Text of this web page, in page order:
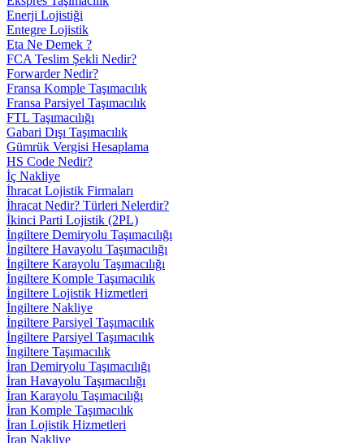
Enerji Lojistiği
Entegre Lojistik
Eta Ne Demek ?
FCA Teslim Şekli Nedir?
Forwarder Nedir?
Fransa Komple Taşımacılık
Fransa Parsiyel Taşımacılık
FTL Taşımacılığı
Gabari Dışı Taşımacılık
Gümrük Vergisi Hesaplama
HS Code Nedir?
İç Nakliye
İhracat Lojistik Firmaları
İhracat Nedir? Türleri Nelerdir?
İkinci Parti Lojistik (2PL)
İngiltere Demiryolu Taşımacılığı
İngiltere Havayolu Taşımacılığı
İngiltere Karayolu Taşımacılığı
İngiltere Komple Taşımacılık
İngiltere Lojistik Hizmetleri
İngiltere Nakliye
İngiltere Parsiyel Taşımacılık
İngiltere Parsiyel Taşımacılık
İngiltere Taşımacılık
İran Demiryolu Taşımacılığı
İran Havayolu Taşımacılığı
İran Karayolu Taşımacılığı
İran Komple Taşımacılık
İran Lojistik Hizmetleri
İran Nakliye